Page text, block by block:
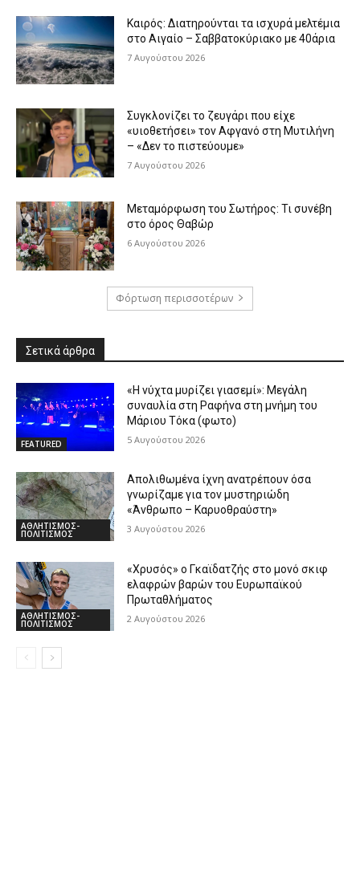
Καιρός: Διατηρούνται τα ισχυρά μελτέμια
στο Αιγαίο – Σαββατοκύριακο με 40άρια
7 Αυγούστου 2026
Συγκλονίζει το ζευγάρι που είχε
«υιοθετήσει» τον Αφγανό στη Μυτιλήνη
– «Δεν το πιστεύουμε»
7 Αυγούστου 2026
Μεταμόρφωση του Σωτήρος: Τι συνέβη
στο όρος Θαβώρ
6 Αυγούστου 2026
Φόρτωση περισσοτέρων
Σετικά άρθρα
FEATURED
«Η νύχτα μυρίζει γιασεμί»: Μεγάλη
συναυλία στη Ραφήνα στη μνήμη του
Μάριου Τόκα (φωτο)
5 Αυγούστου 2026
ΑΘΛΗΤΙΣΜΟΣ-
ΠΟΛΙΤΙΣΜΟΣ
Απολιθωμένα ίχνη ανατρέπουν όσα
γνωρίζαμε για τον μυστηριώδη
«Άνθρωπο – Καρυοθραύστη»
3 Αυγούστου 2026
ΑΘΛΗΤΙΣΜΟΣ-
ΠΟΛΙΤΙΣΜΟΣ
«Χρυσός» ο Γκαϊδατζής στο μονό σκιφ
ελαφρών βαρών του Ευρωπαϊκού
Πρωταθλήματος
2 Αυγούστου 2026